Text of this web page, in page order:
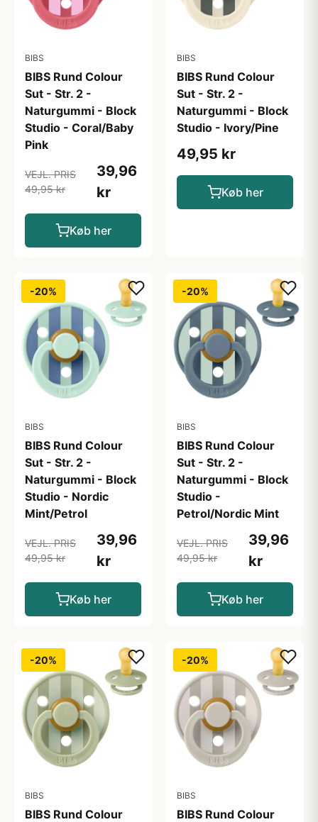
BIBS
BIBS Rund Colour
Sut - Str. 2 -
Naturgummi - Block
Studio - Coral/Baby
Pink
VEJL. PRIS
49,95 kr
39,96
kr
Køb her
BIBS
BIBS Rund Colour
Sut - Str. 2 -
Naturgummi - Block
Studio - Ivory/Pine
49,95 kr
Køb her
-20%
BIBS
BIBS Rund Colour
Sut - Str. 2 -
Naturgummi - Block
Studio - Nordic
Mint/Petrol
VEJL. PRIS
49,95 kr
39,96
kr
Køb her
-20%
BIBS
BIBS Rund Colour
Sut - Str. 2 -
Naturgummi - Block
Studio -
Petrol/Nordic Mint
VEJL. PRIS
49,95 kr
39,96
kr
Køb her
-20%
BIBS
BIBS Rund Colour
-20%
BIBS
BIBS Rund Colour